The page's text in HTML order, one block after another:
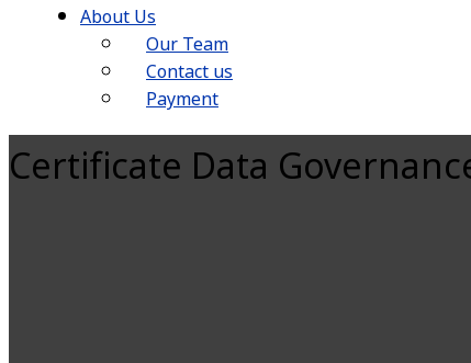
About Us
Our Team
Contact us
Payment
Certificate Data